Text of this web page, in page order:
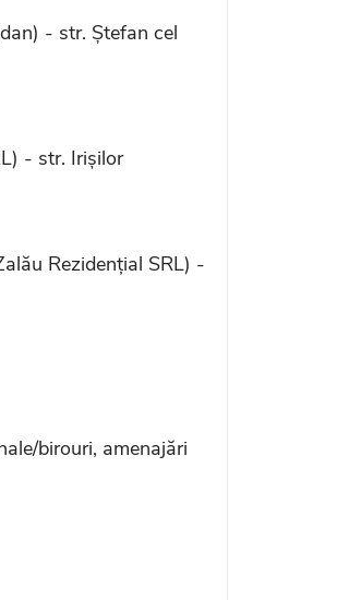
- str. Ștefan cel
- str. Irișilor
Rezidențial SRL) -
birouri, amenajări